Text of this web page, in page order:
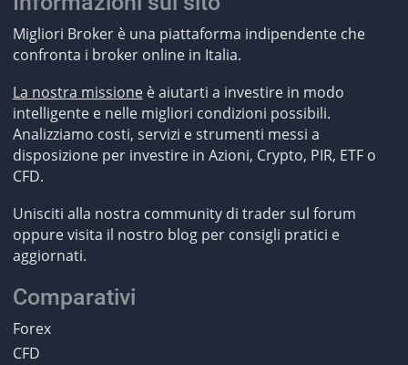
Migliori Broker è una piattaforma indipendente che
confronta i broker online in Italia.
La nostra missioneè aiutarti a investire in modo
intelligente e nelle migliori condizioni possibili.
Analizziamo costi, servizi e strumenti messi a
disposizione per investire in Azioni, Crypto, PIR, ETF o
CFD.
Unisciti alla nostra community di trader sul forum
oppure visita il nostro blog per consigli pratici e
aggiornati.
Comparativi
Forex
CFD